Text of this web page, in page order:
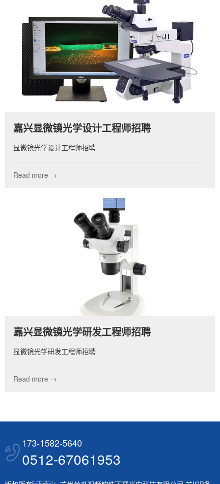
嘉兴显微镜光学设计工程师招聘
显微镜光学设计工程师招聘
Read more →
嘉兴显微镜光学研发工程师招聘
显微镜光学研发工程师招聘
Read more →
173-1582-5640
0512-67061953